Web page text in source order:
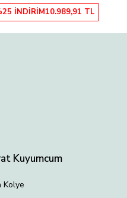
İNDİRİM10.989,91 TL
Kuyumcum
Kolye